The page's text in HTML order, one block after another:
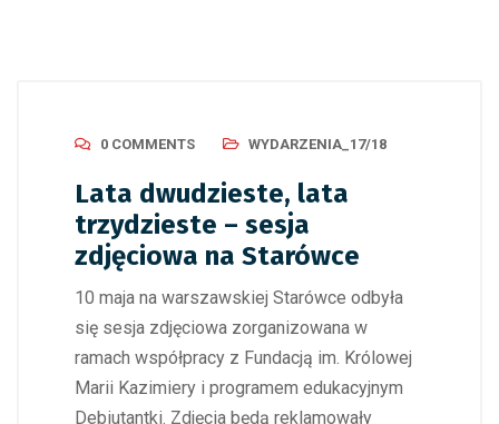
0 COMMENTS WYDARZENIA_17/18
Lata dwudzieste, lata
trzydzieste – sesja
zdjęciowa na Starówce
10 maja na warszawskiej Starówce odbyła
się sesja zdjęciowa zorganizowana w
ramach współpracy z Fundacją im. Królowej
Marii Kazimiery i programem edukacyjnym
Debiutantki. Zdjęcia będą reklamowały